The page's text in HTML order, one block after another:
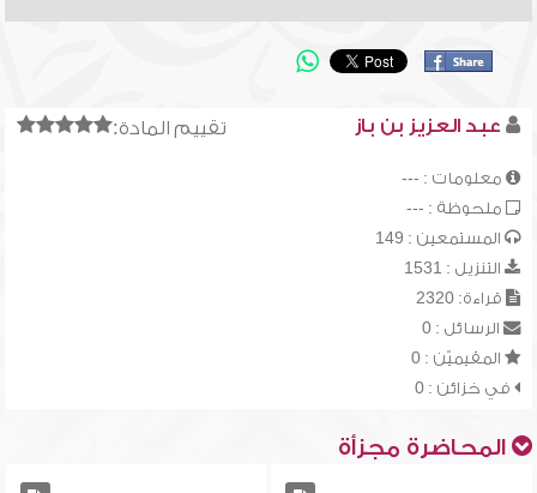
تقييم المادة: عبد العزيز بن باز
معلومات : ---
ملحوظة : ---
المستمعين : 149
التنزيل : 1531
قراءة: 2320
الرسائل : 0
المقيميّن : 0
في خزائن : 0
المحاضرة مجزأة